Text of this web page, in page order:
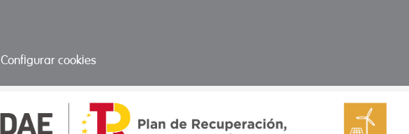
Configurar cookies